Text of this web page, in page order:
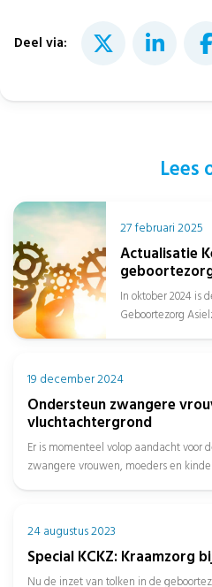
Deel via:
Lees
27 februari 2025
Actualisatie
In oktober 2024 is
Geboortezorg
19 december 2024
Ondersteun zwangere
vluchtachtergrond
Er is momenteel volop aandacht voor
zwangere vrouwen, moeders en
24 augustus 2023
Special KCKZ: Kraamzorg
Nu de inzet van tolken in de